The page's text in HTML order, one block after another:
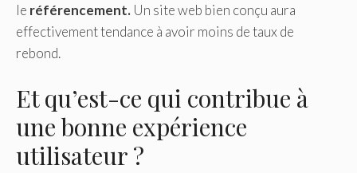
le référencement. Un site web bien conçu aura
effectivement tendance à avoir moins de taux de
rebond.
Et qu’est-ce qui contribue à
une bonne expérience
utilisateur ?